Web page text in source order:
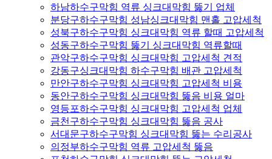
하남하수구막힘 역류 싱크대막힘 뚫기 업체
분당구하수구막힘 성남싱크대막힘 맨홀 고압세척
성북구하수구막힘 싱크대막힘 역류 할때 고압세척
성동구하수구막힘 뚫기 싱크대막힘 역류할때
관악구하수구막힘 싱크대막힘 고압세척 견적
강동구싱크대막힘 하수구막힘 배관 고압세척
만안구하수구막힘 싱크대막힘 고압세척 비용
동안구하수구막힘 싱크대막힘 뚫음 비용 얼마
영등포하수구막힘 싱크대막힘 고압세척 업체
금천구하수구막힘 싱크대막힘 뚫음 공사
서대문구하수구막힘 싱크대막힘 뚫는 수리공사
의정부하수구막힘 역류 고압세척 뚫음